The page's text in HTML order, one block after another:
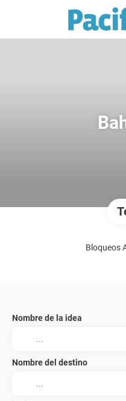
Bloqueos
Nombre de la idea
Nombre del destino